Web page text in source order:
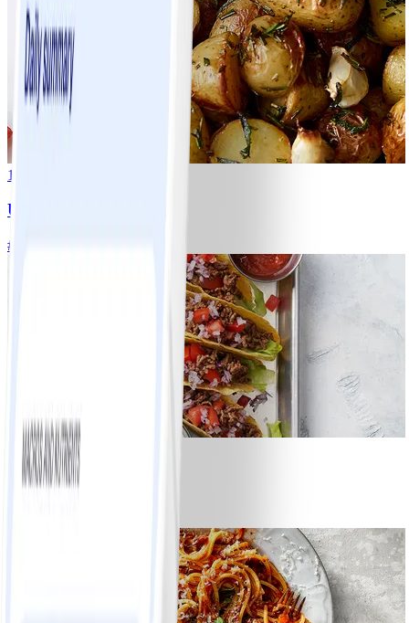
1
Ugnsrostad potatis
#
Tacos